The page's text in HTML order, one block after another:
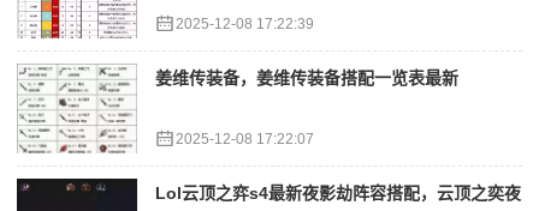
2025-12-08 17:22:39
姜维传装备，姜维传装备搭配一览表最新
2025-12-08 17:22:07
Lol云顶之弈s4最新夜影劫阵容搭配，云顶之奕夜